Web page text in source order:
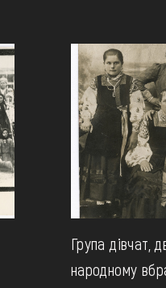
Група дівчат,
народному